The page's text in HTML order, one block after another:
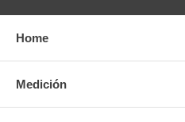
Home
Medición